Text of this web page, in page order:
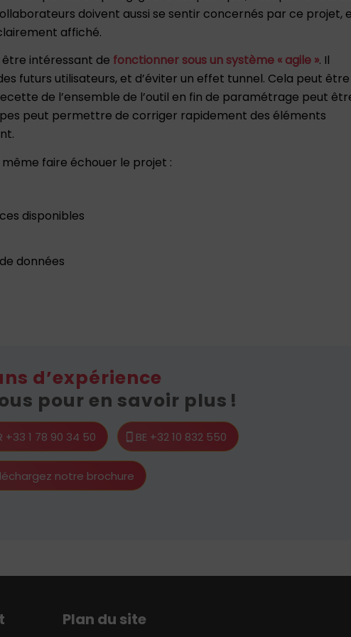
doivent aussi se sentir concernés par ce projet,
affiché.
intéressant de fonctionner sous un système « agile ». Il
futurs utilisateurs, et d’éviter un effet tunnel. Cela peut être
de l’ensemble de l’outil en fin de paramétrage peut
peut permettre de corriger rapidement des éléments
faire échouer le projet :
disponibles
données
d’expérience
pour en savoir plus !
+33 1 78 90 34 50 BE +32 10 832 550
notre brochure
t Plan du site